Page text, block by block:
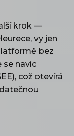
krok —
vy jen
bez
se navíc
což otevírá